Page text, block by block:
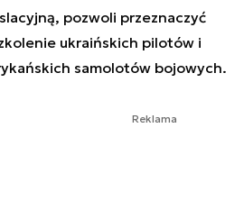
pozwoli przeznaczyć
ukraińskich pilotów i
samolotów bojowych.
Reklama